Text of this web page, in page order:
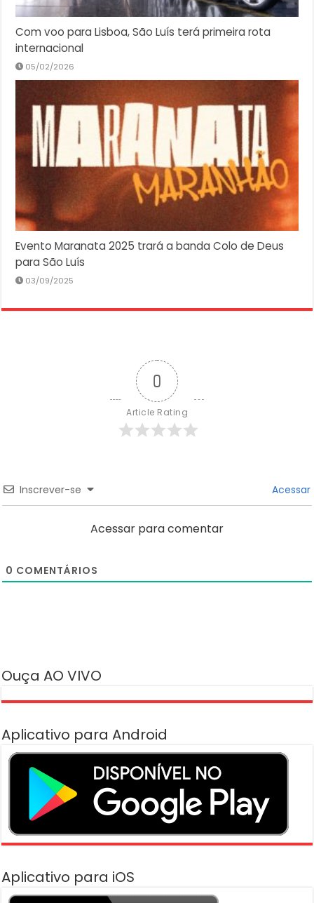
Com voo para Lisboa, São Luís terá primeira rota
internacional
05/02/2026
Evento Maranata 2025 trará a banda Colo de Deus
para São Luís
03/09/2025
0
Article Rating
Inscrever-se Acessar
Acessar para comentar
0 COMENTÁRIOS
Ouça AO VIVO
Aplicativo para Android
Aplicativo para iOS